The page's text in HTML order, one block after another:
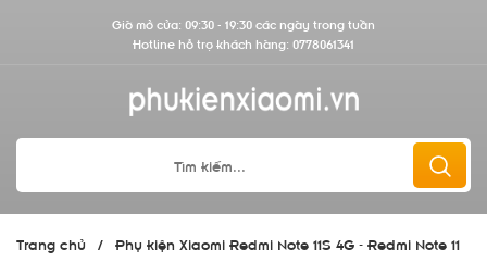
Giờ mở cửa: 09:30 - 19:30 các ngày trong tuần
Hotline hỗ trợ khách hàng: 0778061341
Trang chủ / Phụ kiện Xiaomi Redmi Note 11S 4G - Redmi Note 11